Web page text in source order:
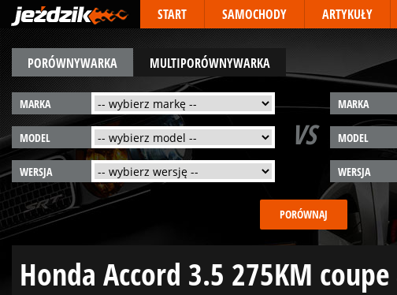
START SAMOCHODY ARTYKUŁY
PORÓWNYWARKA MULTIPORÓWNYWARKA
MARKA
MODEL
WERSJA
VS
MARKA
MODEL
WERSJA
Honda Accord 3.5 275KM coupe